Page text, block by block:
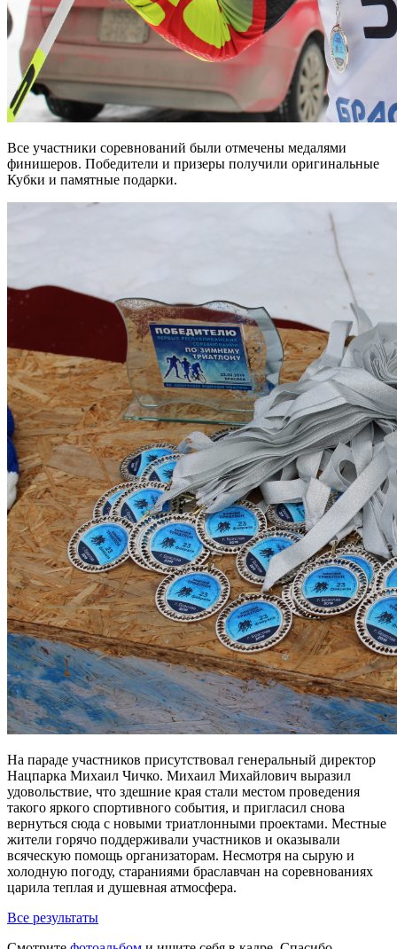
Все участники соревнований были отмечены медалями
финишеров. Победители и призеры получили оригинальные
Кубки и памятные подарки.
На параде участников присутствовал генеральный директор
Нацпарка Михаил Чичко. Михаил Михайлович выразил
удовольствие, что здешние края стали местом проведения
такого яркого спортивного события, и пригласил снова
вернуться сюда с новыми триатлонными проектами. Местные
жители горячо поддерживали участников и оказывали
всяческую помощь организаторам. Несмотря на сырую и
холодную погоду, стараниями браславчан на соревнованиях
царила теплая и душевная атмосфера.
Все результаты